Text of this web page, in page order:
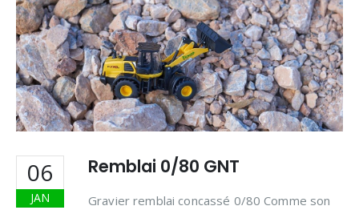
06
JAN
Remblai 0/80 GNT
Gravier remblai concassé 0/80 Comme son